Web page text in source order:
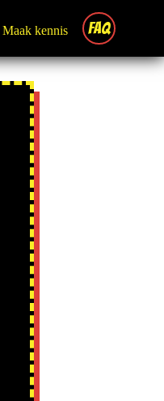
Maak kennis FAQ